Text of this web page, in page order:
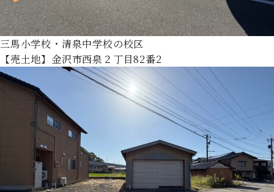
三馬小学校・清泉中学校の校区
【売土地】金沢市西泉２丁目82番2